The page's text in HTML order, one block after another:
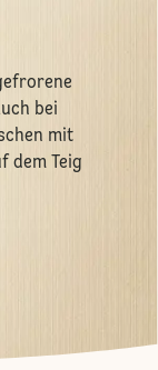
bei
mit
dem Teig